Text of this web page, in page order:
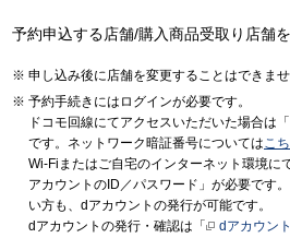
予約申込する店舗/購入商品受取り店舗
申し込み後に店舗を変更することはできませ
予約手続きにはログインが必要です。
ドコモ回線にてアクセスいただいた場合は
です。ネットワーク暗証番号についてはこ
Wi-Fiまたはご自宅のインターネット環境に
アカウントのID／パスワード」が必要です
い方も、dアカウントの発行が可能です。
dアカウントの発行・確認は「
dアカウン